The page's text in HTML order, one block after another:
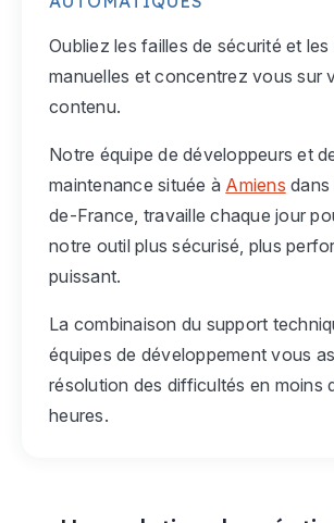
Oubliez les failles de sécurité et les
manuelles et concentrez vous sur
contenu.
Notre équipe de développeurs et
maintenance située à Amiens
de-France, travaille chaque jour
notre outil plus sécurisé, plus
puissant.
La combinaison du support
équipes de développement vous
résolution des difficultés en moins
heures.